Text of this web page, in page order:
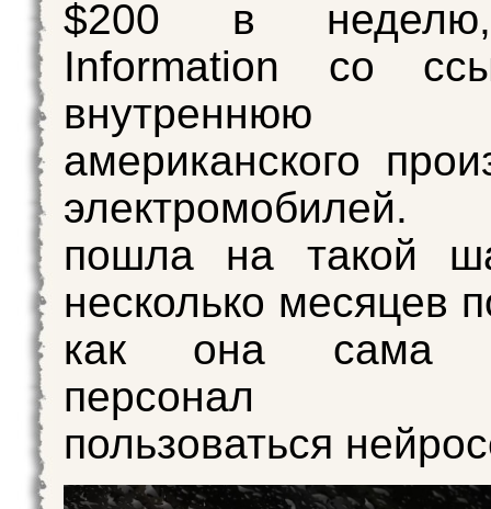
$200 в
Information со
внутреннюю
американского
электромобилей.
пошла на такой
несколько месяцев
как она сама
персонал
пользоваться